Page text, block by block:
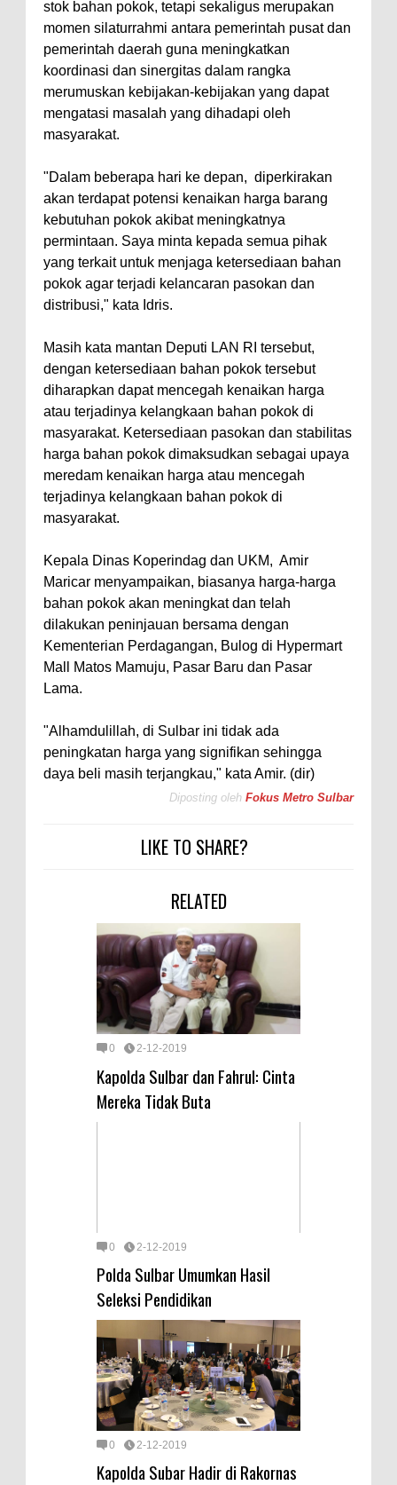
stok bahan pokok, tetapi sekaligus merupakan
momen silaturrahmi antara pemerintah pusat dan
pemerintah daerah guna meningkatkan
koordinasi dan sinergitas dalam rangka
merumuskan kebijakan-kebijakan yang dapat
mengatasi masalah yang dihadapi oleh
masyarakat.
"Dalam beberapa hari ke depan, diperkirakan
akan terdapat potensi kenaikan harga barang
kebutuhan pokok akibat meningkatnya
permintaan. Saya minta kepada semua pihak
yang terkait untuk menjaga ketersediaan bahan
pokok agar terjadi kelancaran pasokan dan
distribusi," kata Idris.
Masih kata mantan Deputi LAN RI tersebut,
dengan ketersediaan bahan pokok tersebut
diharapkan dapat mencegah kenaikan harga
atau terjadinya kelangkaan bahan pokok di
masyarakat. Ketersediaan pasokan dan stabilitas
harga bahan pokok dimaksudkan sebagai upaya
meredam kenaikan harga atau mencegah
terjadinya kelangkaan bahan pokok di
masyarakat.
Kepala Dinas Koperindag dan UKM, Amir
Maricar menyampaikan, biasanya harga-harga
bahan pokok akan meningkat dan telah
dilakukan peninjauan bersama dengan
Kementerian Perdagangan, Bulog di Hypermart
Mall Matos Mamuju, Pasar Baru dan Pasar
Lama.
"Alhamdulillah, di Sulbar ini tidak ada
peningkatan harga yang signifikan sehingga
daya beli masih terjangkau," kata Amir. (dir)
Diposting oleh Fokus Metro Sulbar
LIKE TO SHARE?
RELATED
0 2-12-2019
Kapolda Sulbar dan Fahrul: Cinta
Mereka Tidak Buta
0 2-12-2019
Polda Sulbar Umumkan Hasil
Seleksi Pendidikan
0 2-12-2019
Kapolda Subar Hadir di Rakornas